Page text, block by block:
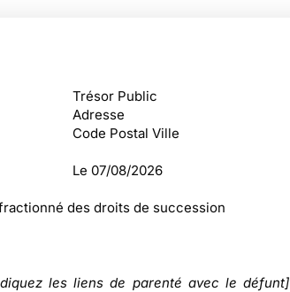
Trésor Public
Adresse
Code Postal Ville
Le 07/08/2026
des droits de succession
les liens de parenté avec le défunt]